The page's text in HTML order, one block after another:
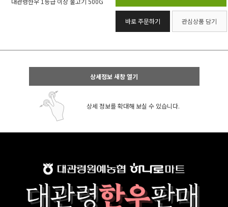
바로 주문하기 관심상품 담기
상세정보 새창 열기
상세 정보를 확대해 보실 수 있습니다.